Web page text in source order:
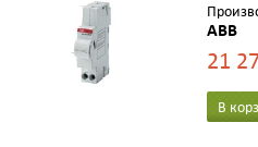
ABB
21
В